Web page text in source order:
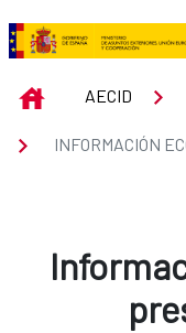
Skip to Main Content
INICIOAECID